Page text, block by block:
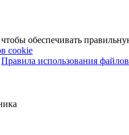
обеспечивать
cookie
Правила использования